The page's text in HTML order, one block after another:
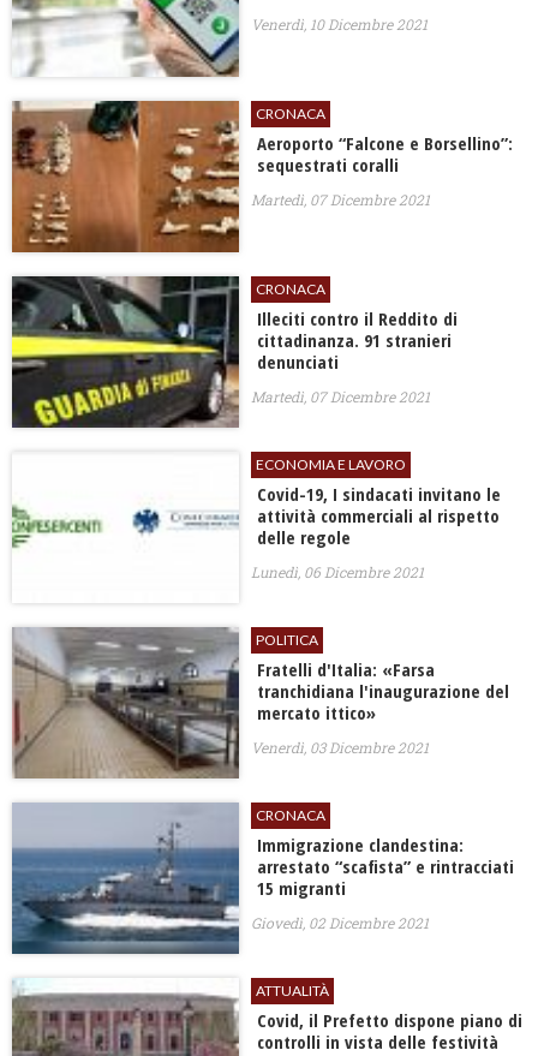
Venerdì, 10 Dicembre 2021
CRONACA
Aeroporto “Falcone e Borsellino”:
sequestrati coralli
Martedì, 07 Dicembre 2021
CRONACA
Illeciti contro il Reddito di
cittadinanza. 91 stranieri
denunciati
Martedì, 07 Dicembre 2021
ECONOMIA E LAVORO
Covid-19, I sindacati invitano le
attività commerciali al rispetto
delle regole
Lunedì, 06 Dicembre 2021
POLITICA
Fratelli d'Italia: «Farsa
tranchidiana l'inaugurazione del
mercato ittico»
Venerdì, 03 Dicembre 2021
CRONACA
Immigrazione clandestina:
arrestato “scafista” e rintracciati
15 migranti
Giovedì, 02 Dicembre 2021
ATTUALITÀ
Covid, il Prefetto dispone piano di
controlli in vista delle festività